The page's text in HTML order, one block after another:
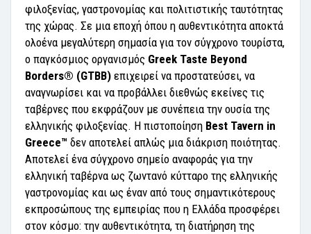
φιλοξενίας, γαστρονομίας και πολιτιστικής ταυτότητας
της χώρας. Σε μια εποχή όπου η αυθεντικότητα αποκτά
ολοένα μεγαλύτερη σημασία για τον σύγχρονο τουρίστα,
ο παγκόσμιος οργανισμός Greek Taste Beyond
Borders® (GTBB) επιχειρεί να προστατεύσει, να
αναγνωρίσει και να προβάλλει διεθνώς εκείνες τις
ταβέρνες που εκφράζουν με συνέπεια την ουσία της
ελληνικής φιλοξενίας. Η πιστοποίηση Best Tavern in
Greece™ δεν αποτελεί απλώς μια διάκριση ποιότητας.
Αποτελεί ένα σύγχρονο σημείο αναφοράς για την
ελληνική ταβέρνα ως ζωντανό κύτταρο της ελληνικής
γαστρονομίας και ως έναν από τους σημαντικότερους
εκπροσώπους της εμπειρίας που η Ελλάδα προσφέρει
στον κόσμο: την αυθεντικότητα, τη διατήρηση της